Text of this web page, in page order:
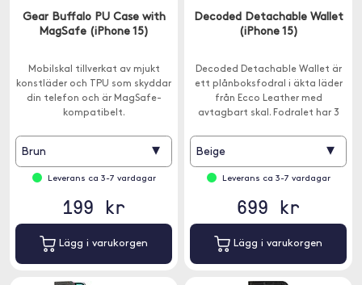
Gear Buffalo PU Case with
MagSafe (iPhone 15)
Mobilskal tillverkat av mjukt
konstläder och TPU som skyddar
din telefon och är MagSafe-
kompatibelt.
Brun ▾
Leverans ca 3-7 vardagar
199 kr
Lägg i varukorgen
Decoded Detachable Wallet
(iPhone 15)
Decoded Detachable Wallet är
ett plånboksfodral i äkta läder
från Ecco Leather med
avtagbart skal. Fodralet har 3
Beige ▾
Leverans ca 3-7 vardagar
699 kr
Lägg i varukorgen